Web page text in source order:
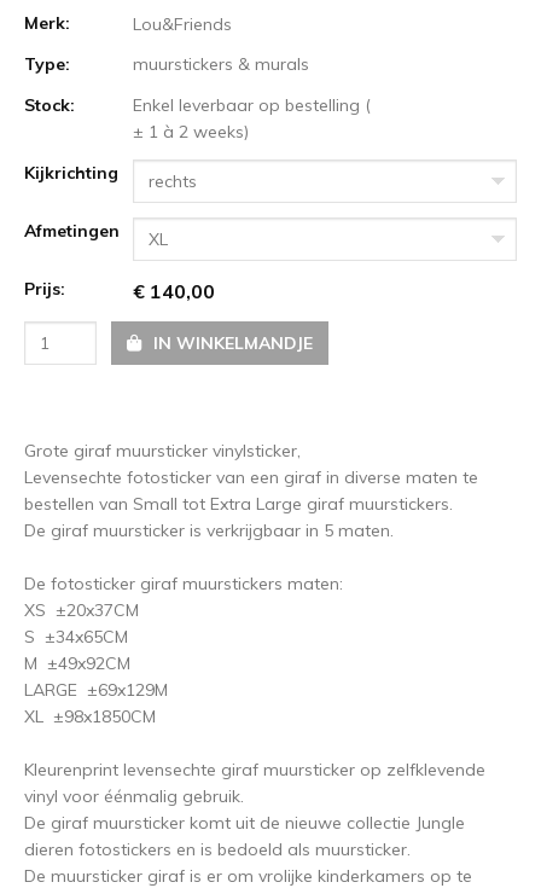
Merk:
Lou&Friends
Type:
muurstickers & murals
Stock:
Enkel leverbaar op bestelling (
± 1 à 2 weeks)
Kijkrichting
rechts
Afmetingen XL
Prijs: € 140,00
IN WINKELMANDJE
Grote giraf muursticker vinylsticker,
Levensechte fotosticker van een giraf in diverse maten te
bestellen van Small tot Extra Large giraf muurstickers.
De giraf muursticker is verkrijgbaar in 5 maten.
De fotosticker giraf muurstickers maten:
XS ±20x37CM
S ±34x65CM
M ±49x92CM
LARGE ±69x129M
XL ±98x1850CM
Kleurenprint levensechte giraf muursticker op zelfklevende
vinyl voor éénmalig gebruik.
De giraf muursticker komt uit de nieuwe collectie Jungle
dieren fotostickers en is bedoeld als muursticker.
De muursticker giraf is er om vrolijke kinderkamers op te